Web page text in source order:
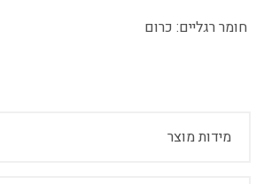
חומר רגליים: כרום
מידות מוצר